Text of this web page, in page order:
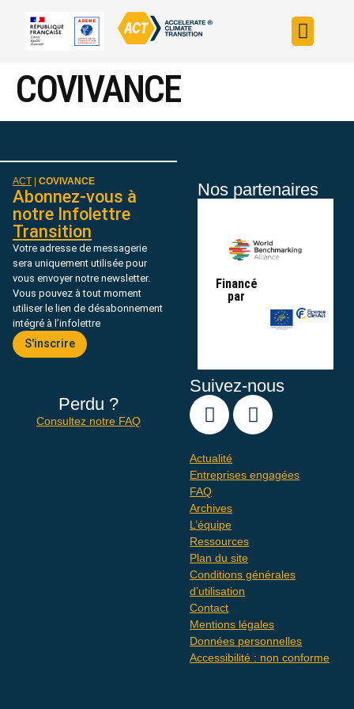
COVIVANCE
ACT COVIVANCE
Abonnez-vous à
notre Infolettre
Transition
Votre adresse de messagerie
sera uniquement utilisée pour
vous envoyer notre newsletter.
Vous pouvez à tout moment
utiliser le lien de désabonnement
intégré à l’infolettre
S'inscrire
Perdu ?
Consultez notre FAQ
Nos partenaires
Financé
par
Suivez-nous
Actualité
Entreprises engagées
FAQ
Archives
L’équipe
Ressources
Plan du site
Conditions générales
d’utilisation
Contact
Mentions légales
Données personnelles
Accessibilité : non conforme